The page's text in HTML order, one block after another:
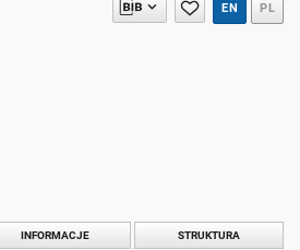
EN PL
INFORMACJE STRUKTURA